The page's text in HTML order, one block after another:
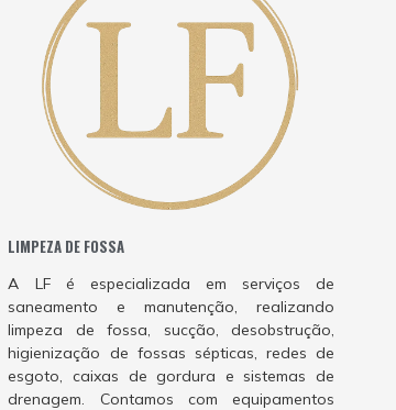
LIMPEZA DE FOSSA
A LF é especializada em serviços de
saneamento e manutenção, realizando
limpeza de fossa, sucção, desobstrução,
higienização de fossas sépticas, redes de
esgoto, caixas de gordura e sistemas de
drenagem. Contamos com equipamentos